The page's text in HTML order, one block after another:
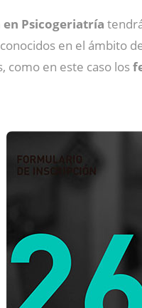
en Psicogeriatría
en el ámbito
como en este caso los